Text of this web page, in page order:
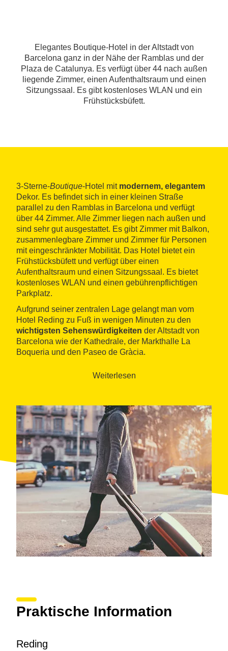
Elegantes Boutique-Hotel in der Altstadt von
Barcelona ganz in der Nähe der Ramblas und der
Plaza de Catalunya. Es verfügt über 44 nach außen
liegende Zimmer, einen Aufenthaltsraum und einen
Sitzungssaal. Es gibt kostenloses WLAN und ein
Frühstücksbüfett.
3-Sterne-Boutique-Hotel mit modernem, elegantem
Dekor. Es befindet sich in einer kleinen Straße
parallel zu den Ramblas in Barcelona und verfügt
über 44 Zimmer. Alle Zimmer liegen nach außen und
sind sehr gut ausgestattet. Es gibt Zimmer mit Balkon,
zusammenlegbare Zimmer und Zimmer für Personen
mit eingeschränkter Mobilität. Das Hotel bietet ein
Frühstücksbüfett und verfügt über einen
Aufenthaltsraum und einen Sitzungssaal. Es bietet
kostenloses WLAN und einen gebührenpflichtigen
Parkplatz.
Aufgrund seiner zentralen Lage gelangt man vom
Hotel Reding zu Fuß in wenigen Minuten zu den
wichtigsten Sehenswürdigkeiten der Altstadt von
Barcelona wie der Kathedrale, der Markthalle La
Boqueria und den Paseo de Gràcia.
Weiterlesen
Praktische Information
Reding